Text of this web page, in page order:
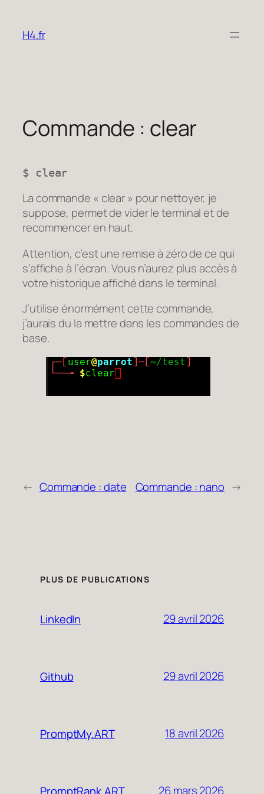
contenu
H4.fr
Commande : clear
$ clear
La commande « clear » pour nettoyer, je
suppose, permet de vider le terminal et de
recommencer en haut.
Attention, c’est une remise à zéro de ce qui
s’affiche à l’écran. Vous n’aurez plus accès à
votre historique affiché dans le terminal.
J’utilise énormément cette commande,
j’aurais du la mettre dans les commandes de
base.
← Commande : date Commande : nano →
PLUS DE PUBLICATIONS
LinkedIn 29 avril 2026
Github 29 avril 2026
PromptMy.ART 18 avril 2026
26 mars 2026